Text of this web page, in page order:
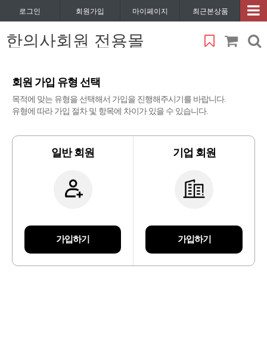
로그인 회원가입 마이페이지 최근본상품
한의사회원 전용몰
회원 가입 유형 선택
목적에 맞는 유형을 선택해서 가입을 진행해주시기를 바랍니다.
유형에 따라 가입 절차 및 항목에 차이가 있을 수 있습니다.
일반 회원
가입하기
기업 회원
가입하기